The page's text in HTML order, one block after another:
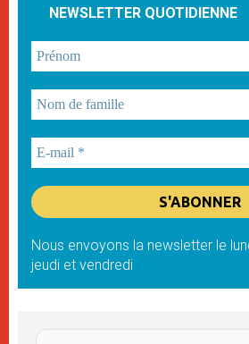
NEWSLETTER QUOTIDIENNE
Nous envoyons la newsletter le
jeudi et vendredi